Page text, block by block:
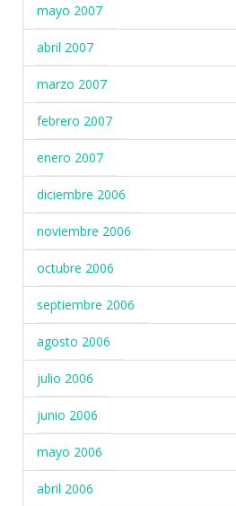
mayo 2007
abril 2007
marzo 2007
febrero 2007
enero 2007
diciembre 2006
noviembre 2006
octubre 2006
septiembre 2006
agosto 2006
julio 2006
junio 2006
mayo 2006
abril 2006